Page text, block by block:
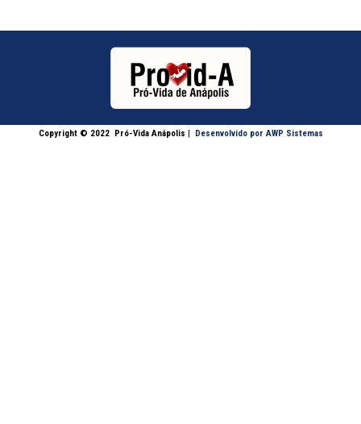
Copyright © 2022 Pró-Vida Anápolis Desenvolvido por AWP Sistemas